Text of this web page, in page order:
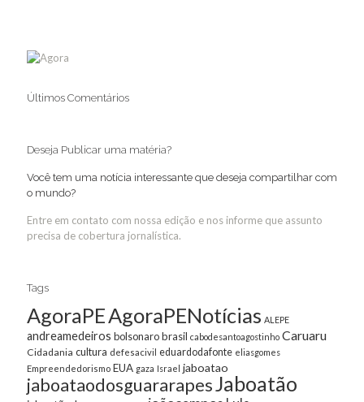
Últimos Comentários
Deseja Publicar uma matéria?
Você tem uma notícia interessante que deseja compartilhar com
o mundo?
Entre em contato com nossa edição e nos informe que assunto
precisa de cobertura jornalística.
Tags
AgoraPEAgoraPENotícias ALEPE
andreamedeiros bolsonarobrasil cabodesantoagostinho Caruaru
Cidadania cultura defesacivil eduardodafonte eliasgomes
Empreendedorismo EUA gaza Israel jaboatao
jaboataodosguararapesJaboatão